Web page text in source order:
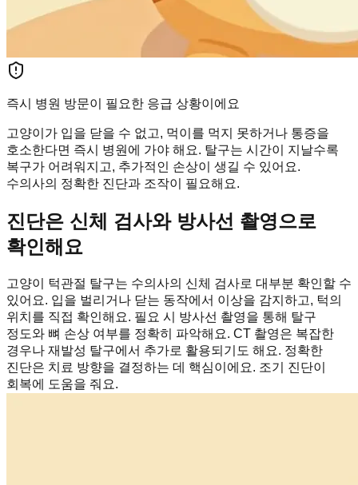
즉시 병원 방문이 필요한 응급 상황이에요
고양이가 입을 닫을 수 없고, 먹이를 먹지 못하거나 통증을
호소한다면 즉시 병원에 가야 해요. 탈구는 시간이 지날수록
복구가 어려워지고, 추가적인 손상이 생길 수 있어요.
수의사의 정확한 진단과 조작이 필요해요.
진단은 신체 검사와 방사선 촬영으로
확인해요
고양이 턱관절 탈구는 수의사의 신체 검사로 대부분 확인할 수
있어요. 입을 벌리거나 닫는 동작에서 이상을 감지하고, 턱의
위치를 직접 확인해요. 필요 시 방사선 촬영을 통해 탈구
정도와 뼈 손상 여부를 정확히 파악해요. CT 촬영은 복잡한
경우나 재발성 탈구에서 추가로 활용되기도 해요. 정확한
진단은 치료 방향을 결정하는 데 핵심이에요. 조기 진단이
회복에 도움을 줘요.